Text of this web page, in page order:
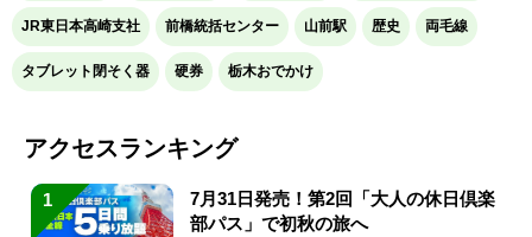
JR東日本高崎支社 前橋統括センター 山前駅 歴史 両毛線
タブレット閉そく器 硬券 栃木おでかけ
アクセスランキング
1
7月31日発売！第2回「大人の休日倶楽
部パス」で初秋の旅へ